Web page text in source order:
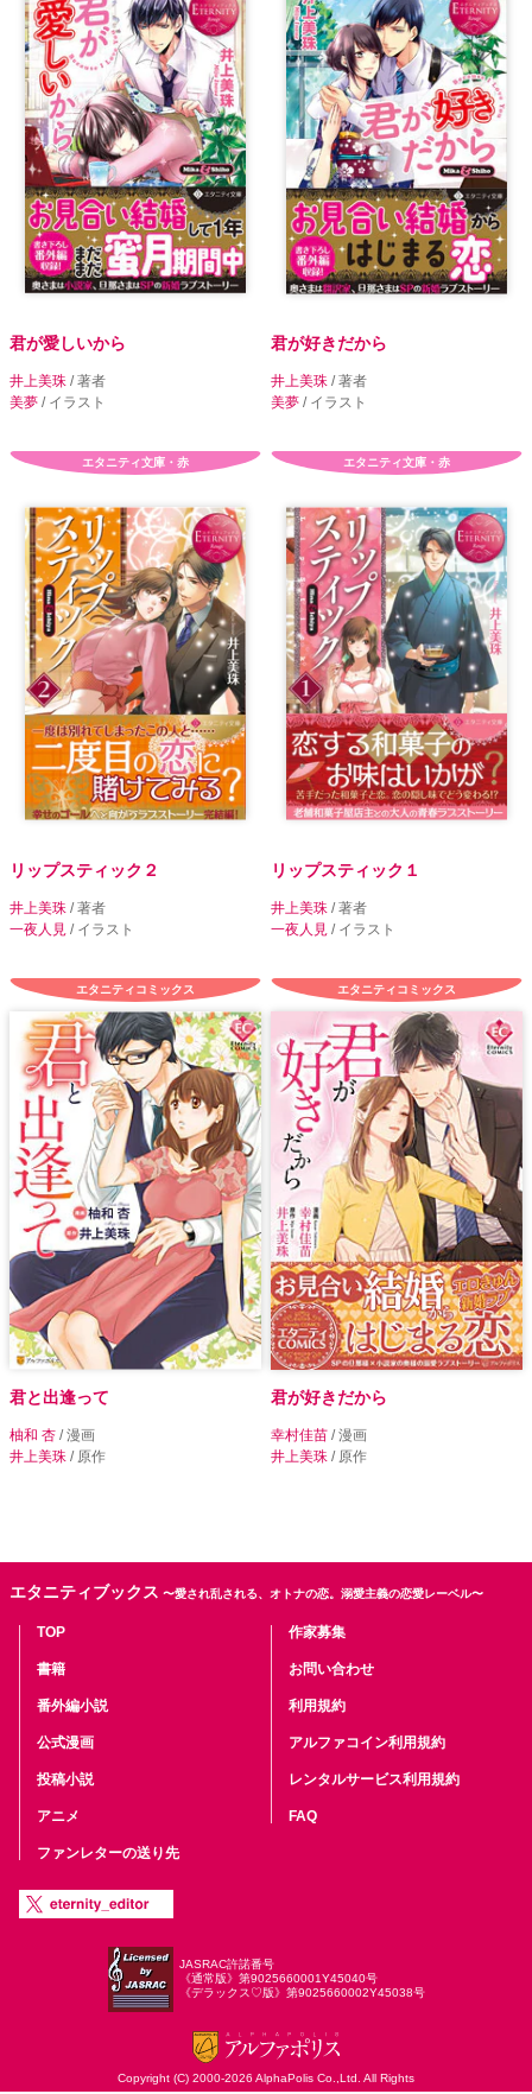
君が愛しいから
井上美珠 / 著者
美夢 / イラスト
君が好きだから
井上美珠 / 著者
美夢 / イラスト
エタニティ文庫・赤
リップスティック２
井上美珠 / 著者
一夜人見 / イラスト
エタニティ文庫・赤
リップスティック１
井上美珠 / 著者
一夜人見 / イラスト
エタニティコミックス
君と出逢って
柚和 杏 / 漫画
井上美珠 / 原作
エタニティコミックス
君が好きだから
幸村佳苗 / 漫画
井上美珠 / 原作
エタニティブックス 〜愛され乱される、オトナの恋。溺愛主義の恋愛レーベル〜
TOP
書籍
番外編小説
公式漫画
投稿小説
アニメ
ファンレターの送り先
作家募集
お問い合わせ
利用規約
アルファコイン利用規約
レンタルサービス利用規約
FAQ
JASRAC許諾番号
《通常版》第9025660001Y45040号
《デラックス♡版》第9025660002Y45038号
Copyright (C) 2000-2026 AlphaPolis Co.,Ltd. All Rights